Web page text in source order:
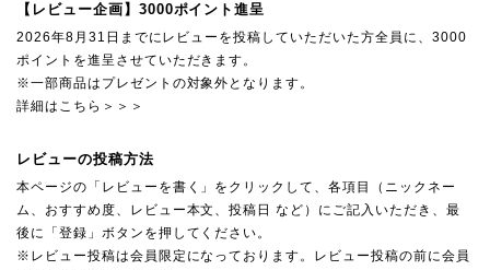
【レビュー企画】3000ポイント進呈
2026年8月31日までにレビューを投稿していただいた方全員に、3000
ポイントを進呈させていただきます。
※一部商品はプレゼントの対象外となります。
詳細はこちら＞＞＞
レビューの投稿方法
本ページの「レビューを書く」をクリックして、各項目（ニックネー
ム、おすすめ度、レビュー本文、投稿日 など）にご記入いただき、最
後に「登録」ボタンを押してください。
※レビュー投稿は会員限定になっております。レビュー投稿の前に会員